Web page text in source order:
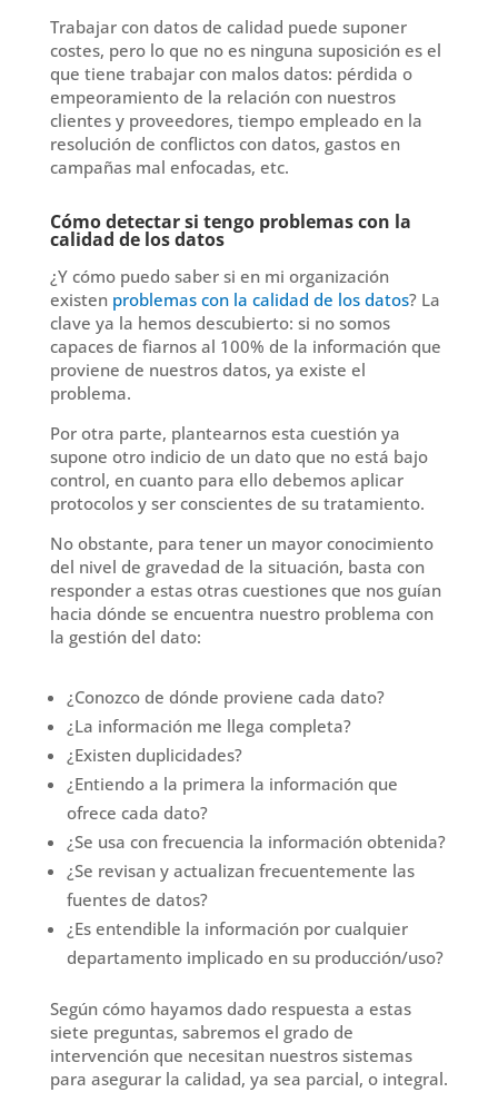
Trabajar con datos de calidad puede suponer
costes, pero lo que no es ninguna suposición es el
que tiene trabajar con malos datos: pérdida o
empeoramiento de la relación con nuestros
clientes y proveedores, tiempo empleado en la
resolución de conflictos con datos, gastos en
campañas mal enfocadas, etc.
Cómo detectar si tengo problemas con la
calidad de los datos
¿Y cómo puedo saber si en mi organización
existen problemas con la calidad de los datos? La
clave ya la hemos descubierto: si no somos
capaces de fiarnos al 100% de la información que
proviene de nuestros datos, ya existe el
problema.
Por otra parte, plantearnos esta cuestión ya
supone otro indicio de un dato que no está bajo
control, en cuanto para ello debemos aplicar
protocolos y ser conscientes de su tratamiento.
No obstante, para tener un mayor conocimiento
del nivel de gravedad de la situación, basta con
responder a estas otras cuestiones que nos guían
hacia dónde se encuentra nuestro problema con
la gestión del dato:
¿Conozco de dónde proviene cada dato?
¿La información me llega completa?
¿Existen duplicidades?
¿Entiendo a la primera la información que
ofrece cada dato?
¿Se usa con frecuencia la información obtenida?
¿Se revisan y actualizan frecuentemente las
fuentes de datos?
¿Es entendible la información por cualquier
departamento implicado en su producción/uso?
Según cómo hayamos dado respuesta a estas
siete preguntas, sabremos el grado de
intervención que necesitan nuestros sistemas
para asegurar la calidad, ya sea parcial, o integral.